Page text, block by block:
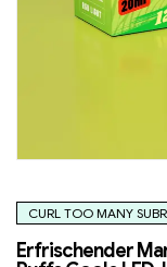
CURL TOO MANY
Erfrischender